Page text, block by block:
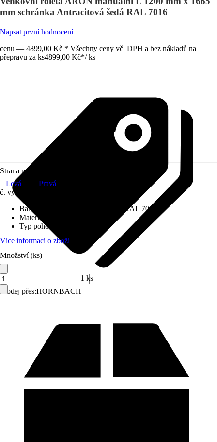
mm schránka Antracitová šedá RAL 7016
Napsat první hodnocení
cenu — 4899,00 Kč * Všechny ceny vč. DPH a bez nákladů na
přepravu za ks4899,00 Kč*/ ks
Prodej přes:HORNBACH
Strana pohonu
Levá
Pravá
č. výrobku
Barva schránky
Antracitová šedá RAL 7016
Materiál závěsu
Typ pohonu
Více informací o zboží
Množství (ks)
1 ks